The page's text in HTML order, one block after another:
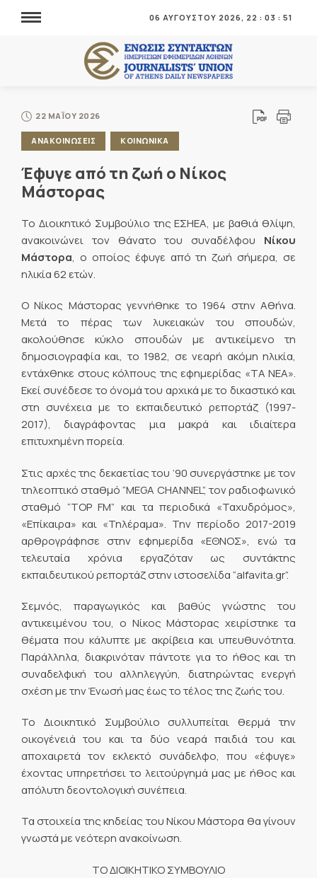
06 ΑΥΓΟΥΣΤΟΥ 2026, 22 : 03 : 52
22 ΜΑΪΟΥ 2026
ΑΝΑΚΟΙΝΩΣΕΙΣ ΚΟΙΝΩΝΙΚΑ
Έφυγε από τη ζωή ο Νίκος
Μάστορας
Το Διοικητικό Συμβούλιο της ΕΣΗΕΑ, με βαθιά θλίψη,
ανακοινώνει τον θάνατο του συναδέλφου Νίκου
Μάστορα, ο οποίος έφυγε από τη ζωή σήμερα, σε
ηλικία 62 ετών.
Ο Νίκος Μάστορας γεννήθηκε το 1964 στην Αθήνα.
Μετά το πέρας των λυκειακών του σπουδών,
ακολούθησε κύκλο σπουδών με αντικείμενο τη
δημοσιογραφία και, το 1982, σε νεαρή ακόμη ηλικία,
εντάχθηκε στους κόλπους της εφημερίδας «ΤΑ ΝΕΑ».
Εκεί συνέδεσε το όνομά του αρχικά με το δικαστικό και
στη συνέχεια με το εκπαιδευτικό ρεπορτάζ (1997-
2017), διαγράφοντας μια μακρά και ιδιαίτερα
επιτυχημένη πορεία.
Στις αρχές της δεκαετίας του ’90 συνεργάστηκε με τον
τηλεοπτικό σταθμό “MEGA CHANNEL”, τον ραδιοφωνικό
σταθμό “TOP FM” και τα περιοδικά «Ταχυδρόμος»,
«Επίκαιρα» και «Τηλέραμα». Την περίοδο 2017-2019
αρθρογράφησε στην εφημερίδα «ΕΘΝΟΣ», ενώ τα
τελευταία χρόνια εργαζόταν ως συντάκτης
εκπαιδευτικού ρεπορτάζ στην ιστοσελίδα “alfavita.gr”.
Σεμνός, παραγωγικός και βαθύς γνώστης του
αντικειμένου του, ο Νίκος Μάστορας χειρίστηκε τα
θέματα που κάλυπτε με ακρίβεια και υπευθυνότητα.
Παράλληλα, διακρινόταν πάντοτε για το ήθος και τη
συναδελφική του αλληλεγγύη, διατηρώντας ενεργή
σχέση με την Ένωσή μας έως το τέλος της ζωής του.
Το Διοικητικό Συμβούλιο συλλυπείται θερμά την
οικογένειά του και τα δύο νεαρά παιδιά του και
αποχαιρετά τον εκλεκτό συνάδελφο, που «έφυγε»
έχοντας υπηρετήσει το λειτούργημά μας με ήθος και
απόλυτη δεοντολογική συνέπεια.
Τα στοιχεία της κηδείας του Νίκου Μάστορα θα γίνουν
γνωστά με νεότερη ανακοίνωση.
ΤΟ ΔΙΟΙΚΗΤΙΚΟ ΣΥΜΒΟΥΛΙΟ